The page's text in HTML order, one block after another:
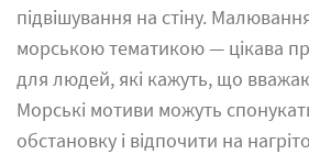
підвішування на стіну.
морською тематикою — цікава
для людей, які кажуть, що
Морські мотиви можуть
обстановку і відпочити на